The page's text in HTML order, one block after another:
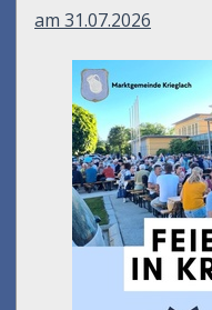
am 31.07.2026